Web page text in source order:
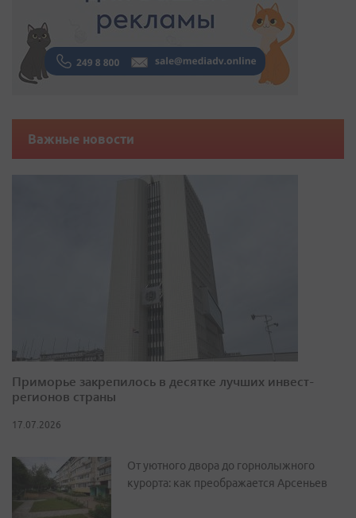
Важные новости
Приморье закрепилось в десятке лучших инвест-
регионов страны
17.07.2026
От уютного двора до горнолыжного
курорта: как преображается Арсеньев